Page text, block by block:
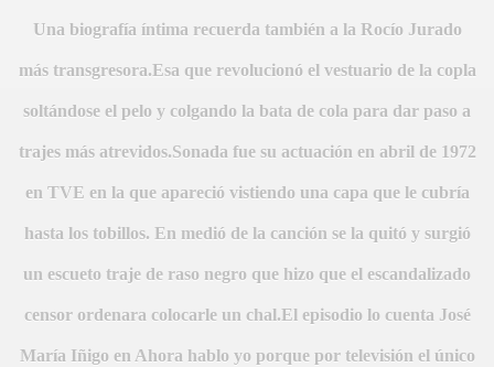
Una biografía íntima recuerda también a la Rocío Jurado
más transgresora.Esa que revolucionó el vestuario de la copla
soltándose el pelo y colgando la bata de cola para dar paso a
trajes más atrevidos.Sonada fue su actuación en abril de 1972
en TVE en la que apareció vistiendo una capa que le cubría
hasta los tobillos. En medió de la canción se la quitó y surgió
un escueto traje de raso negro que hizo que el escandalizado
censor ordenara colocarle un chal.El episodio lo cuenta José
María Iñigo en Ahora hablo yo porque por televisión el único